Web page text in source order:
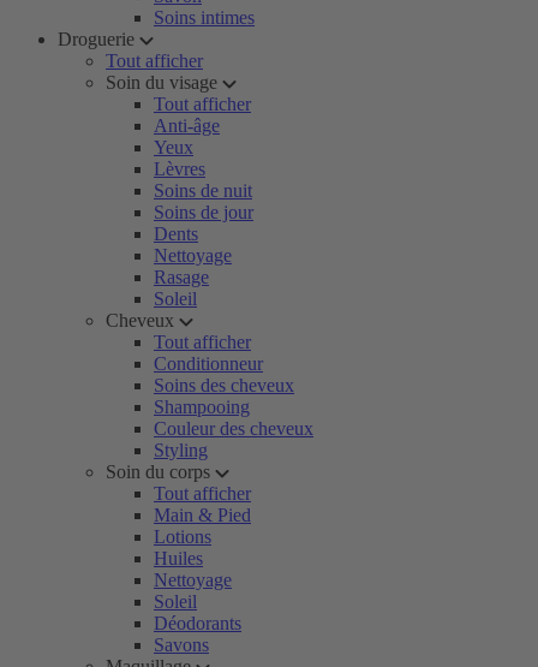
Soins intimes
Droguerie
Tout afficher
Soin du visage
Tout afficher
Anti-âge
Yeux
Lèvres
Soins de nuit
Soins de jour
Dents
Nettoyage
Rasage
Soleil
Cheveux
Tout afficher
Conditionneur
Soins des cheveux
Shampooing
Couleur des cheveux
Styling
Soin du corps
Tout afficher
Main & Pied
Lotions
Huiles
Nettoyage
Soleil
Déodorants
Savons